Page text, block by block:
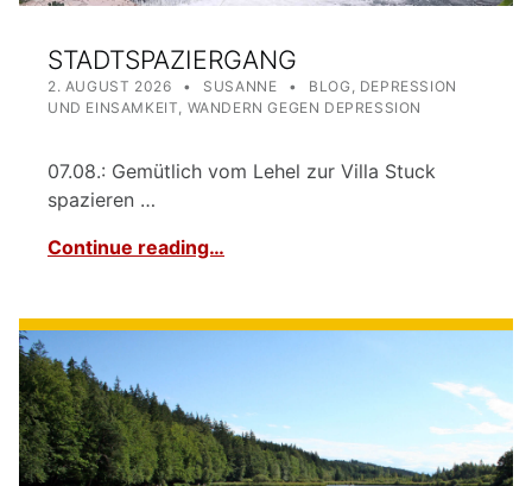
STADTSPAZIERGANG
POSTED ON:
2. AUGUST 2026
WRITTEN BY:
SUSANNE CATEGORIZED IN:
BLOG
DEPRESSION
UND EINSAMKEIT WANDERN GEGEN DEPRESSION
07.08.: Gemütlich vom Lehel zur Villa Stuck
spazieren …
Continue reading…